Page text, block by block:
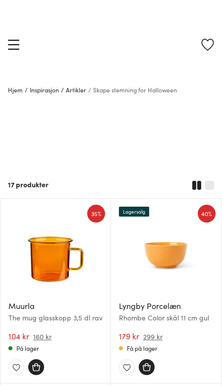
Hjem / Inspirasjon / Artikler / Skape stemning for Halloween
17 produkter
Muurla
The mug glasskopp 3,5 dl rav
104 kr 160 kr
35%
På lager
Lyngby Porcelæn
Rhombe Color skål 11 cm gul
179 kr 299 kr
40%
Lagersalg
Få på lager